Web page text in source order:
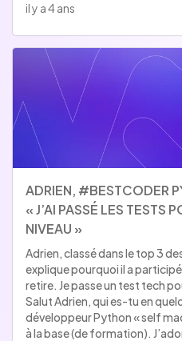
il y a 4 ans
ADRIEN, #BESTCODER
« J’AI PASSÉ LES TESTS
NIVEAU »
Adrien, classé dans le top 3
explique pourquoi il a
retire. Je passe un test tech
Salut Adrien, qui es-tu en
développeur Python « self
à la base (de formation).